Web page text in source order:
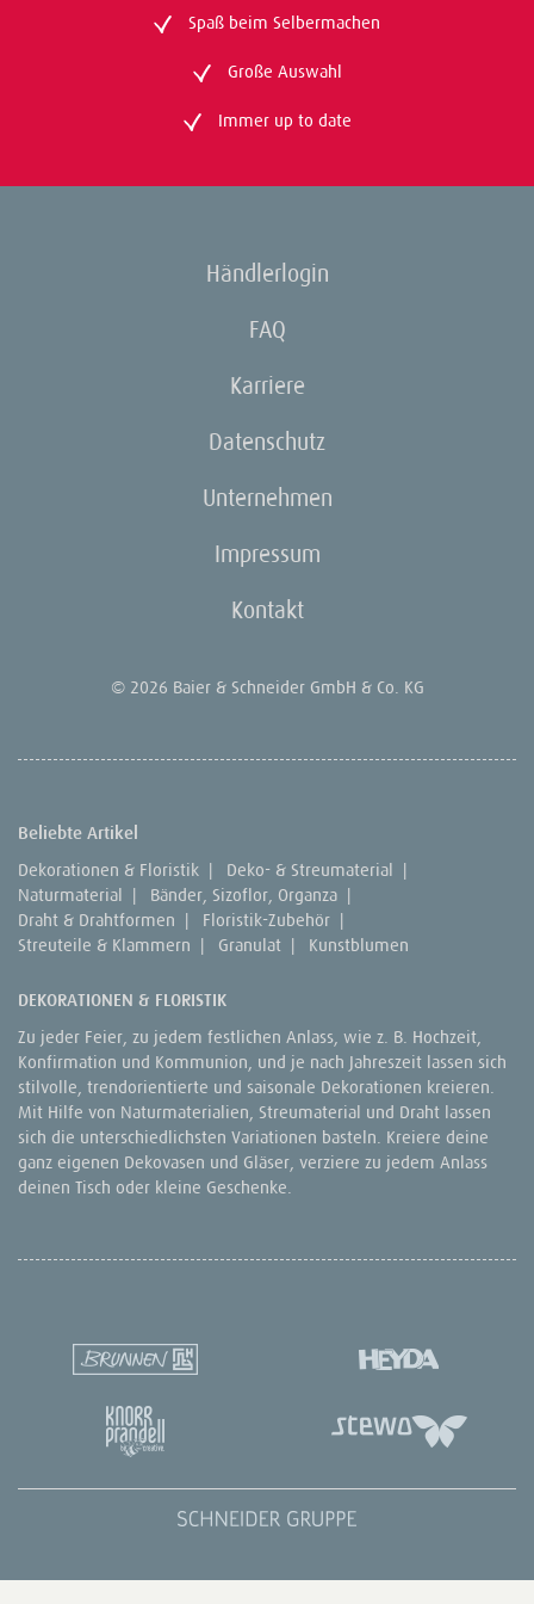
Spaß beim Selbermachen
Große Auswahl
Immer up to date
Händlerlogin
FAQ
Karriere
Datenschutz
Unternehmen
Impressum
Kontakt
© 2026 Baier & Schneider GmbH & Co. KG
Beliebte Artikel
Dekorationen & Floristik | Deko- & Streumaterial |
Naturmaterial | Bänder, Sizoflor, Organza |
Draht & Drahtformen | Floristik-Zubehör |
Streuteile & Klammern | Granulat | Kunstblumen
DEKORATIONEN & FLORISTIK
Zu jeder Feier, zu jedem festlichen Anlass, wie z. B. Hochzeit,
Konfirmation und Kommunion, und je nach Jahreszeit lassen sich
stilvolle, trendorientierte und saisonale Dekorationen kreieren.
Mit Hilfe von Naturmaterialien, Streumaterial und Draht lassen
sich die unterschiedlichsten Variationen basteln. Kreiere deine
ganz eigenen Dekovasen und Gläser, verziere zu jedem Anlass
deinen Tisch oder kleine Geschenke.